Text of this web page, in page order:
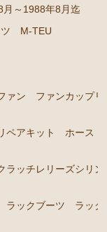
ング ドライブ
JZX81
～1988年8月迄
ツ M-TEU
ン ファンカップリ
ペアキット ホース
ッチレリーズシリン
ラックブーツ ラック